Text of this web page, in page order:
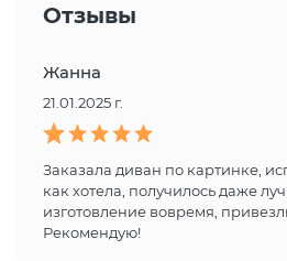
Отзывы
Жанна
21.01.2025 г.
Заказала диван по картинке,
как хотела, получилось даже
изготовление вовремя,
Рекомендую!